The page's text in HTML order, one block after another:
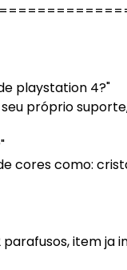
playstation 4?"
próprio
cores como:
item ja